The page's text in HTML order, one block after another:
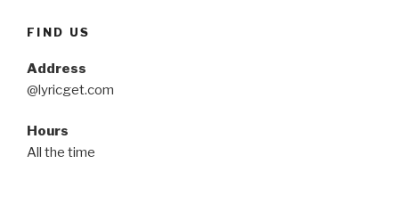
FIND US
Address
@lyricget.com
Hours
All the time